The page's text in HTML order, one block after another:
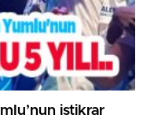
istikrar